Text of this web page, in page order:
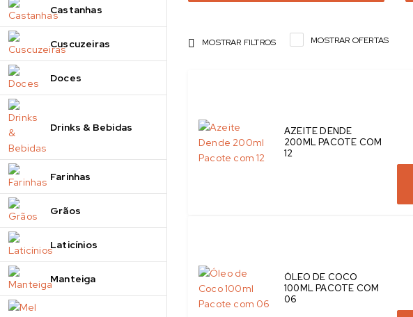
Castanhas
Cuscuzeiras
Doces
Drinks & Bebidas
Farinhas
Grãos
Laticínios
Manteiga
MOSTRAR FILTROS MOSTRAR OFERTAS
AZEITE DENDE
200ML PACOTE COM
12
ÓLEO DE COCO
100ML PACOTE COM
06